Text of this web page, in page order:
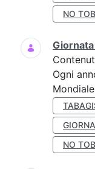
NO
Ogni
NO